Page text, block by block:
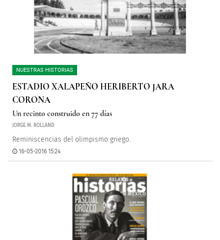
NUESTRAS HISTORIAS
ESTADIO XALAPEÑO HERIBERTO JARA
CORONA
Un recinto construido en 77 días
JORGE M. ROLLAND
Reminiscencias del olimpismo griego.
16-05-2016 15:24